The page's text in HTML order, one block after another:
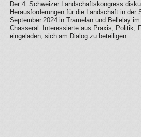
Der 4. Schweizer Landschaftskongress
Herausforderungen für die Landschaft in der
September 2024 in Tramelan und Bellelay
Chasseral. Interessierte aus Praxis, Politik,
eingeladen, sich am Dialog zu beteiligen.